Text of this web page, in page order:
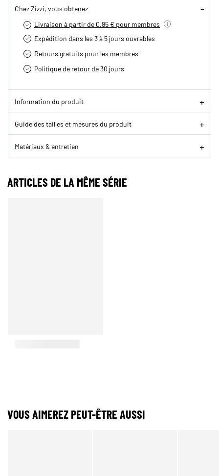
Chez Zizzi, vous obtenez
Livraison à partir de 0.95 € pour membres
Expédition dans les 3 à 5 jours ouvrables
Retours gratuits pour les membres
Politique de retour de 30 jours
Information du produit
Guide des tailles et mesures du produit
Matériaux & entretien
ARTICLES DE LA MÊME SÉRIE
VOUS AIMEREZ PEUT-ÊTRE AUSSI